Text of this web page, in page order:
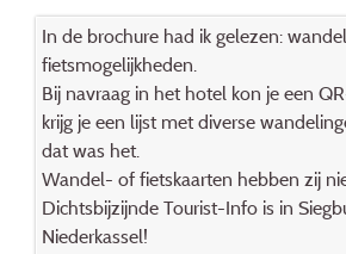
In de brochure had ik gelezen:
fietsmogelijkheden.
Bij navraag in het hotel kon je een
krijg je een lijst met diverse
dat was het.
Wandel- of fietskaarten hebben zij
Dichtsbijzijnde Tourist-Info is in
Niederkassel!